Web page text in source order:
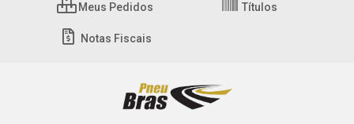
Meus Pedidos Títulos
Notas Fiscais